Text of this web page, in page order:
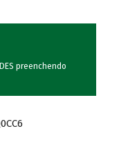
preenchendo